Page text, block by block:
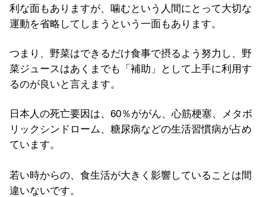
利な面もありますが、噛むという人間にとって大切な
運動を省略してしまうという一面もあります。
つまり、野菜はできるだけ食事で摂るよう努力し、野
菜ジュースはあくまでも「補助」として上手に利用す
るのが良いと言えます。
日本人の死亡要因は、60％ががん、心筋梗塞、メタボ
リックシンドローム、糖尿病などの生活習慣病が占め
ています。
若い時からの、食生活が大きく影響していることは間
違いないです。